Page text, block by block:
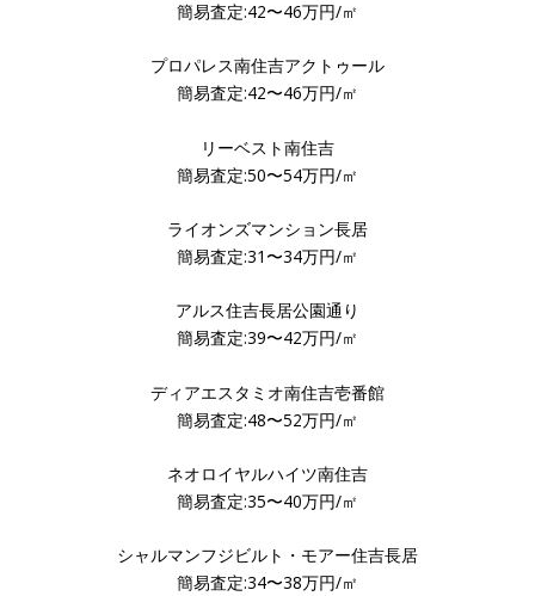
簡易査定:42〜46万円/㎡
プロパレス南住吉アクトゥール
簡易査定:42〜46万円/㎡
リーベスト南住吉
簡易査定:50〜54万円/㎡
ライオンズマンション長居
簡易査定:31〜34万円/㎡
アルス住吉長居公園通り
簡易査定:39〜42万円/㎡
ディアエスタミオ南住吉壱番館
簡易査定:48〜52万円/㎡
ネオロイヤルハイツ南住吉
簡易査定:35〜40万円/㎡
シャルマンフジビルト・モアー住吉長居
簡易査定:34〜38万円/㎡